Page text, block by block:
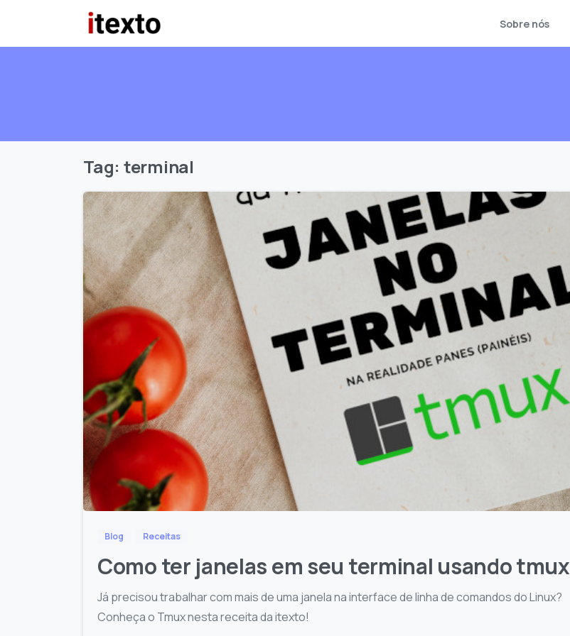
Sobre nós
Tag: terminal
Blog Receitas
Como ter janelas em seu terminal usando tmux
Já precisou trabalhar com mais de uma janela na interface de linha de comandos do Linux?
Conheça o Tmux nesta receita da itexto!